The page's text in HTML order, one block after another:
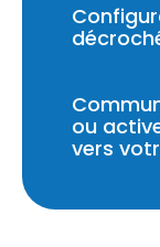
ou
vers